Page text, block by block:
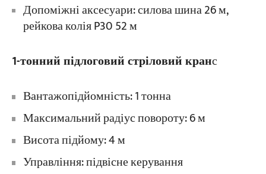
Допоміжні аксесуари: силова шина 26 м,
рейкова колія P30 52 м
1-тонний підлоговий стріловий кранс
Вантажопідйомність: 1 тонна
Максимальний радіус повороту: 6 м
Висота підйому: 4 м
Управління: підвісне керування